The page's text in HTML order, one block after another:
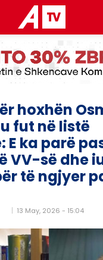
hoxhën
fut në listë
E ka parë
VV-së dhe
të ngjyer
13 May, 2026 - 15:04